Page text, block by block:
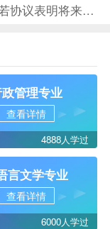
在视同买断方式下委托代销商品的，若协议表明将来受托方没有将商
管理专业
查看详情
4888人学过
言文学专业
查看详情
6000人学过